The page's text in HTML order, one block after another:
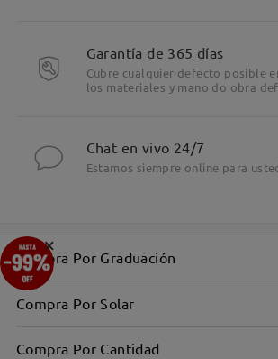
Garantía de 365 días
Cubre cualquier defecto posible
los materiales y mano do obra
Chat en vivo 24/7
Estamos siempre online para
Compra Por Graduación
Compra Por Solar
Compra Por Cantidad
×